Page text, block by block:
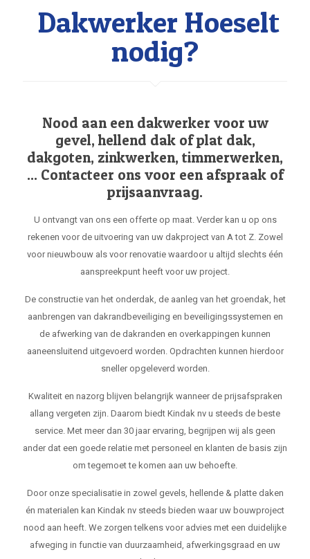
Dakwerker Hoeselt
nodig?
Nood aan een dakwerker voor uw
gevel, hellend dak of plat dak,
dakgoten, zinkwerken, timmerwerken,
... Contacteer ons voor een afspraak of
prijsaanvraag.
U ontvangt van ons een offerte op maat. Verder kan u op ons
rekenen voor de uitvoering van uw dakproject van A tot Z. Zowel
voor nieuwbouw als voor renovatie waardoor u altijd slechts één
aanspreekpunt heeft voor uw project.
De constructie van het onderdak, de aanleg van het groendak, het
aanbrengen van dakrandbeveiliging en beveiligingssystemen en
de afwerking van de dakranden en overkappingen kunnen
aaneensluitend uitgevoerd worden. Opdrachten kunnen hierdoor
sneller opgeleverd worden.
Kwaliteit en nazorg blijven belangrijk wanneer de prijsafspraken
allang vergeten zijn. Daarom biedt Kindak nv u steeds de beste
service. Met meer dan 30 jaar ervaring, begrijpen wij als geen
ander dat een goede relatie met personeel en klanten de basis zijn
om tegemoet te komen aan uw behoefte.
Door onze specialisatie in zowel gevels, hellende & platte daken
én materialen kan Kindak nv steeds bieden waar uw bouwproject
nood aan heeft. We zorgen telkens voor advies met een duidelijke
afweging in functie van duurzaamheid, afwerkingsgraad en uw